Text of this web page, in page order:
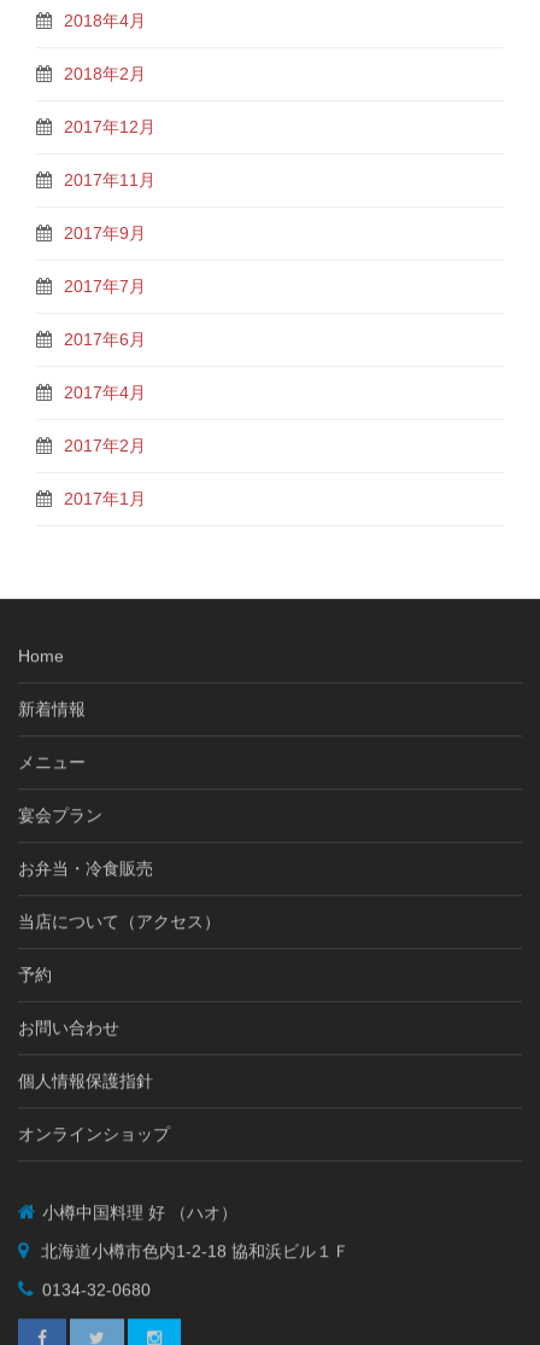
2018年4月
2018年2月
2017年12月
2017年11月
2017年9月
2017年7月
2017年6月
2017年4月
2017年2月
2017年1月
Home
新着情報
メニュー
宴会プラン
お弁当・冷食販売
当店について（アクセス）
予約
お問い合わせ
個人情報保護指針
オンラインショップ
小樽中国料理 好 （ハオ）
北海道小樽市色内1-2-18 協和浜ビル１Ｆ
0134-32-0680